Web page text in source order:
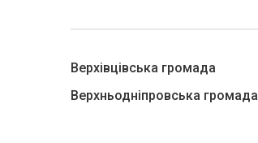
Верхівцівська громада
Верхньодніпровська громада